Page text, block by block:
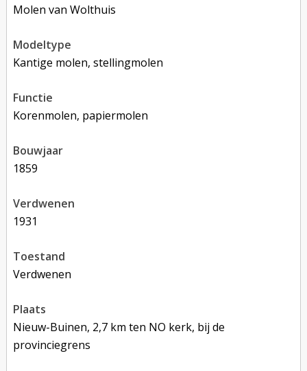
Molen van Wolthuis
modeltype
Kantige molen, stellingmolen
functie
korenmolen, papiermolen
bouwjaar
1859
verdwenen
1931
toestand
verdwenen
plaats
Nieuw-Buinen, 2,7 km ten NO kerk, bij de
provinciegrens